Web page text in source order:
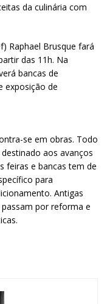
da culinária com
Raphael Brusque fará
das 11h. Na
bancas de
exposição de
se em obras. Todo
aos avanços
feiras e bancas tem de
para
Antigas
por reforma e